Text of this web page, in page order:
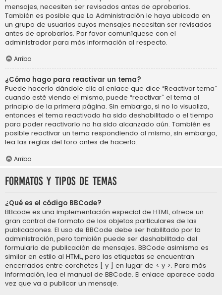
mensajes, necesiten ser revisados antes de aprobarlos.
También es posible que La Administración le haya ubicado en
un grupo de usuarios cuyos mensajes necesitan ser revisados
antes de aprobarlos. Por favor comuníquese con el
administrador para más información al respecto.
Arriba
¿Cómo hago para reactivar un tema?
Puede hacerlo dándole clic al enlace que dice “Reactivar tema”
cuando esté viendo el mismo, puede “reactivar” el tema al
principio de la primera página. Sin embargo, si no lo visualiza,
entonces el tema reactivado ha sido deshabilitado o el tiempo
para poder reactivarlo no ha sido alcanzado aún. También es
posible reactivar un tema respondiendo al mismo, sin embargo,
lea las reglas del foro antes de hacerlo.
Arriba
Formatos y tipos de temas
¿Qué es el código BBCode?
BBcode es una implementación especial de HTML, ofrece un
gran control de formato de los objetos particulares de las
publicaciones. El uso de BBCode debe ser habilitado por la
administración, pero también puede ser deshabilitado del
formulario de publicación de mensajes. BBCode asimismo es
similar en estilo al HTML, pero las etiquetas se encuentran
encerrados entre corchetes [ y ] en lugar de < y >. Para más
información, lea el manual de BBCode. El enlace aparece cada
vez que va a publicar un mensaje.